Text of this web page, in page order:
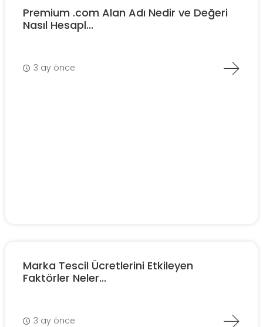
Premium .com Alan Adı Nedir ve Değeri
Nasıl Hesapl...
3 ay önce
Marka Tescil Ücretlerini Etkileyen
Faktörler Neler...
3 ay önce